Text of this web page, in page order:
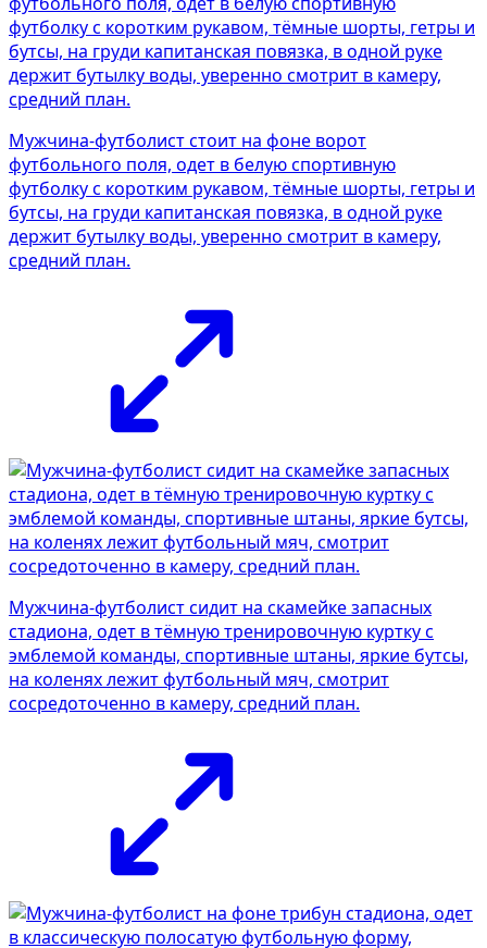
Мужчина-футболист стоит на фоне ворот
футбольного поля, одет в белую спортивную
футболку с коротким рукавом, тёмные шорты, гетры и
бутсы, на груди капитанская повязка, в одной руке
держит бутылку воды, уверенно смотрит в камеру,
средний план.
Мужчина-футболист сидит на скамейке запасных
стадиона, одет в тёмную тренировочную куртку с
эмблемой команды, спортивные штаны, яркие бутсы,
на коленях лежит футбольный мяч, смотрит
сосредоточенно в камеру, средний план.